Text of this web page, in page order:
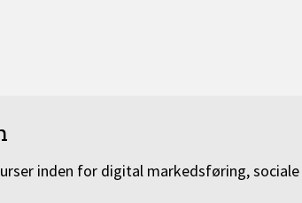
inden for digital markedsføring,